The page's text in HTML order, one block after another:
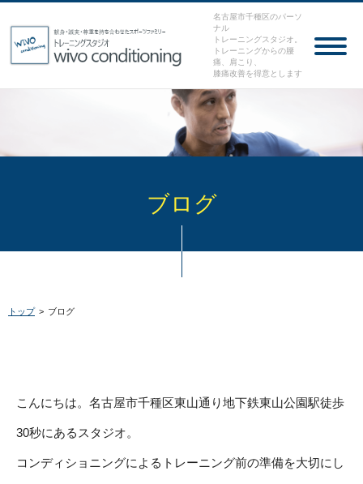
名古屋市千種区のパーソ
ナル
トレーニングスタジオ。
トレーニングからの腰
痛、肩こり、
膝痛改善を得意とします
ブログ
トップ > ブログ
こんにちは。名古屋市千種区東山通り地下鉄東山公園駅徒歩
30秒にあるスタジオ。
コンディショニングによるトレーニング前の準備を大切にし